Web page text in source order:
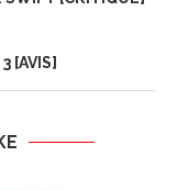
[AVIS]